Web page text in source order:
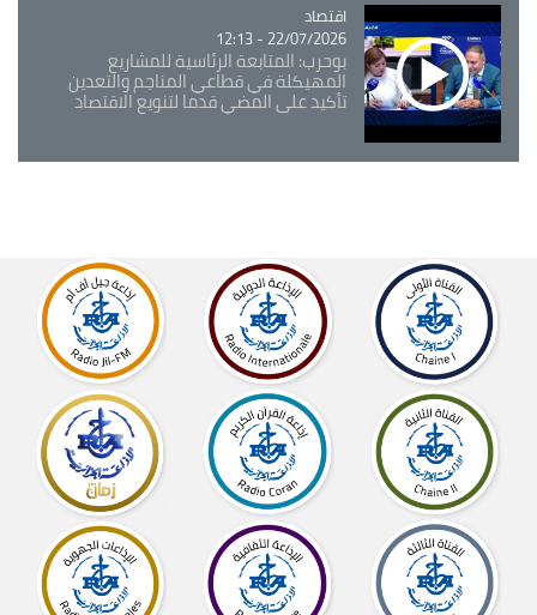
Catégorie
اقتصاد
22/07/2026 - 12:13
بوحرب: المتابعة الرئاسية للمشاريع
المهيكلة في قطاعي المناجم والتعدين
تأكيد على المضي قدما لتنويع الاقتصاد